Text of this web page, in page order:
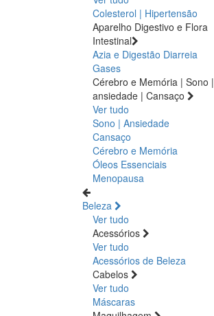
Colesterol | Hipertensão
Aparelho Digestivo e Flora
Intestinal
Azia e Digestão Diarreia
Gases
Cérebro e Memória | Sono |
ansiedade | Cansaço
Ver tudo
Sono | Ansiedade
Cansaço
Cérebro e Memória
Óleos Essenciais
Menopausa
Beleza
Ver tudo
Acessórios
Ver tudo
Acessórios de Beleza
Cabelos
Ver tudo
Máscaras